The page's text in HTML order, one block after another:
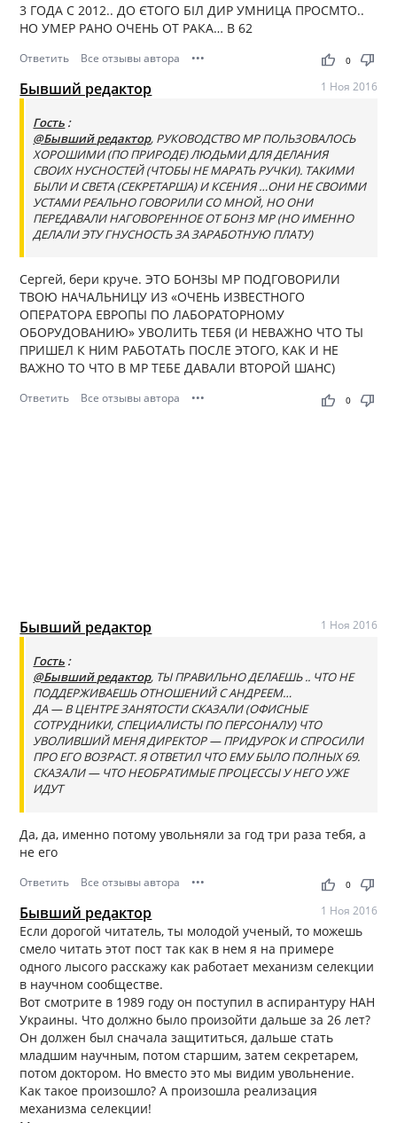
3 ГОДА С 2012.. ДО ЄТОГО БІЛ ДИР УМНИЦА ПРОСМТО..
НО УМЕР РАНО ОЧЕНЬ ОТ РАКА… В 62
Ответить Все отзывы автора ••• thumb_up thumb_down
0
Бывший редактор 1 Ноя 2016
Гость :
@Бывший редактор, РУКОВОДСТВО МР ПОЛЬЗОВАЛОСЬ
ХОРОШИМИ (ПО ПРИРОДЕ) ЛЮДЬМИ ДЛЯ ДЕЛАНИЯ
СВОИХ НУСНОСТЕЙ (ЧТОБЫ НЕ МАРАТЬ РУЧКИ). ТАКИМИ
БЫЛИ И СВЕТА (СЕКРЕТАРША) И КСЕНИЯ …ОНИ НЕ СВОИМИ
УСТАМИ РЕАЛЬНО ГОВОРИЛИ СО МНОЙ, НО ОНИ
ПЕРЕДАВАЛИ НАГОВОРЕННОЕ ОТ БОНЗ МР (НО ИМЕННО
ДЕЛАЛИ ЭТУ ГНУСНОСТЬ ЗА ЗАРАБОТНУЮ ПЛАТУ)
Сергей, бери круче. ЭТО БОНЗЫ МР ПОДГОВОРИЛИ
ТВОЮ НАЧАЛЬНИЦУ ИЗ «ОЧЕНЬ ИЗВЕСТНОГО
ОПЕРАТОРА ЕВРОПЫ ПО ЛАБОРАТОРНОМУ
ОБОРУДОВАНИЮ» УВОЛИТЬ ТЕБЯ (И НЕВАЖНО ЧТО ТЫ
ПРИШЕЛ К НИМ РАБОТАТЬ ПОСЛЕ ЭТОГО, КАК И НЕ
ВАЖНО ТО ЧТО В МР ТЕБЕ ДАВАЛИ ВТОРОЙ ШАНС)
Ответить Все отзывы автора ••• thumb_up thumb_down
0
Бывший редактор 1 Ноя 2016
Гость :
@Бывший редактор, ТЫ ПРАВИЛЬНО ДЕЛАЕШЬ .. ЧТО НЕ
ПОДДЕРЖИВАЕШЬ ОТНОШЕНИЙ С АНДРЕЕМ…
ДА — В ЦЕНТРЕ ЗАНЯТОСТИ СКАЗАЛИ (ОФИСНЫЕ
СОТРУДНИКИ, СПЕЦИАЛИСТЫ ПО ПЕРСОНАЛУ) ЧТО
УВОЛИВШИЙ МЕНЯ ДИРЕКТОР — ПРИДУРОК И СПРОСИЛИ
ПРО ЕГО ВОЗРАСТ. Я ОТВЕТИЛ ЧТО ЕМУ БЫЛО ПОЛНЫХ 69.
СКАЗАЛИ — ЧТО НЕОБРАТИМЫЕ ПРОЦЕССЫ У НЕГО УЖЕ
ИДУТ
Да, да, именно потому увольняли за год три раза тебя, а
не его
Ответить Все отзывы автора ••• thumb_up thumb_down
0
Бывший редактор 1 Ноя 2016
Если дорогой читатель, ты молодой ученый, то можешь
смело читать этот пост так как в нем я на примере
одного лысого расскажу как работает механизм селекции
в научном сообществе.
Вот смотрите в 1989 году он поступил в аспирантуру НАН
Украины. Что должно было произойти дальше за 26 лет?
Он должен был сначала защититься, дальше стать
младшим научным, потом старшим, затем секретарем,
потом доктором. Но вместо это мы видим увольнение.
Как такое произошло? А произошла реализация
механизма селекции!